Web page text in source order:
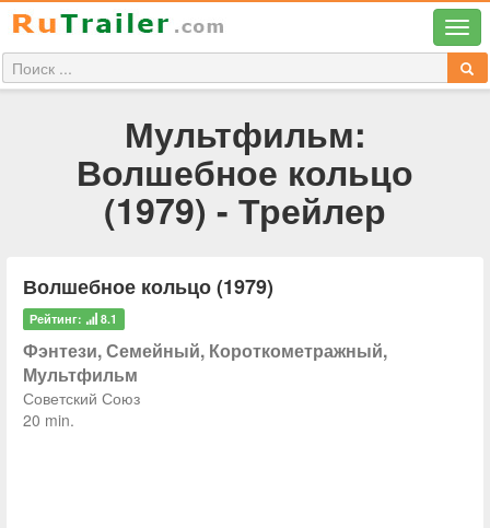
Мультфильм:
Волшебное кольцо
(1979) - Трейлер
Волшебное кольцо (1979)
Рейтинг: 8.1
Фэнтези, Семейный, Короткометражный,
Мультфильм
Советский Союз
20 min.